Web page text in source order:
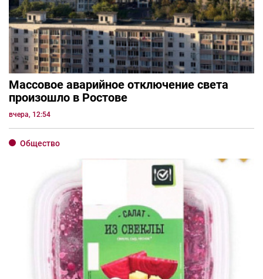
Массовое аварийное отключение света
произошло в Ростове
вчера, 12:54
Общество